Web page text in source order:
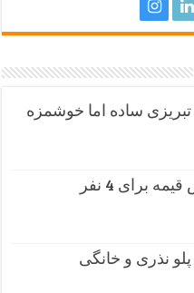
ساده اما خوشمزه
برای 4 نفر
نذری و خانگی